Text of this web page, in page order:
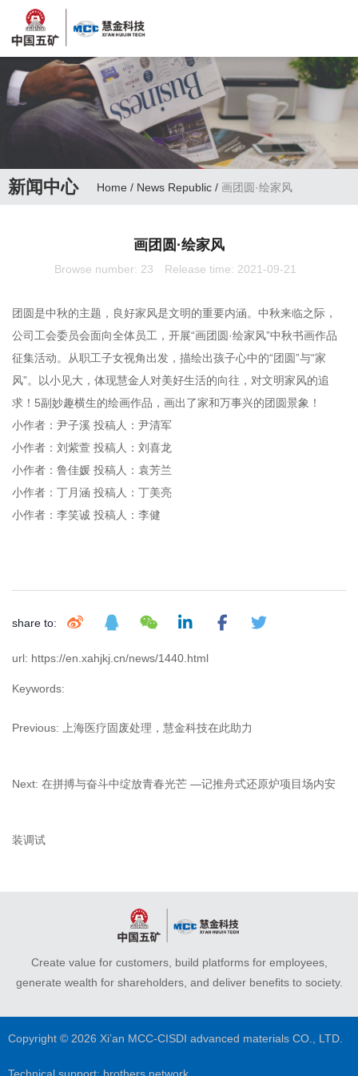
新闻中心 Home/ News Republic / 画团圆·绘家风
画团圆·绘家风
Browse number: 23 Release time: 2021-09-21
团圆是中秋的主题，良好家风是文明的重要内涵。中秋来临之际，
公司工会委员会面向全体员工，开展“画团圆·绘家风”中秋书画作品
征集活动。从职工子女视角出发，描绘出孩子心中的“团圆”与“家
风”。以小见大，体现慧金人对美好生活的向往，对文明家风的追
求！5副妙趣横生的绘画作品，画出了家和万事兴的团圆景象！
小作者：尹子溪 投稿人：尹清军
小作者：刘紫萱 投稿人：刘喜龙
小作者：鲁佳媛 投稿人：袁芳兰
小作者：丁月涵 投稿人：丁美亮
小作者：李笑诚 投稿人：李健
share to:
url: https://en.xahjkj.cn/news/1440.html
Keywords:
Previous: 上海医疗固废处理，慧金科技在此助力
Next: 在拼搏与奋斗中绽放青春光芒 —记推舟式还原炉项目场内安
装调试
Create value for customers, build platforms for employees,
generate wealth for shareholders, and deliver benefits to society.
Copyright © 2026 Xi’an MCC-CISDI advanced materials CO., LTD.